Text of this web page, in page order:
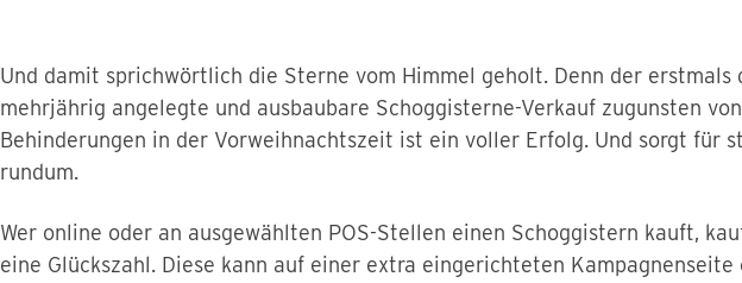
Und damit sprichwörtlich die Sterne vom Himmel geholt. Denn der erstmals
mehrjährig angelegte und ausbaubare Schoggisterne-Verkauf zugunsten
Behinderungen in der Vorweihnachtszeit ist ein voller Erfolg. Und sorgt für
rundum.
Wer online oder an ausgewählten POS-Stellen einen Schoggistern kauft,
eine Glückszahl. Diese kann auf einer extra eingerichteten Kampagnenseite